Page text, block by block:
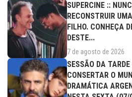
SUPERCINE ::
RECONSTRUIR
FILHO. CONHEÇA
DESTE...
7 de agosto de 2026
SESSÃO DA
CONSERTAR O
DRAMÁTICA